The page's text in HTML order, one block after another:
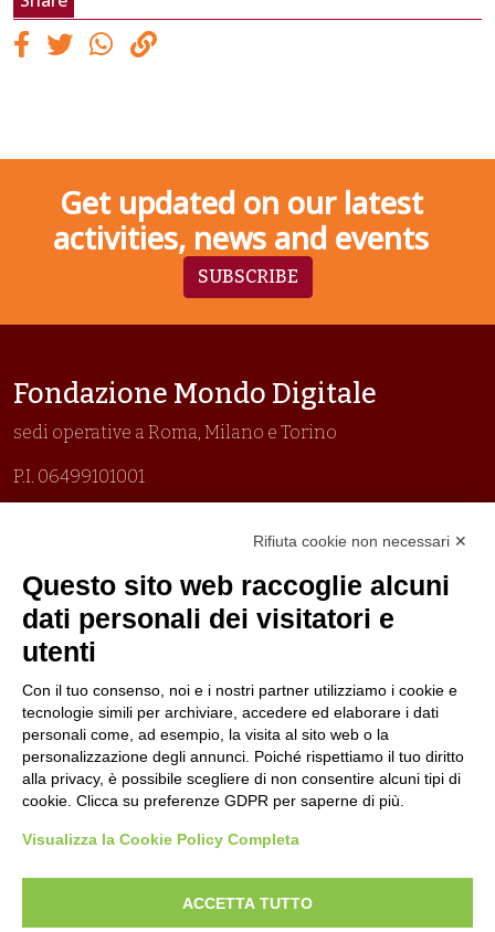
Get updated on our latest
activities, news and events
SUBSCRIBE
Fondazione Mondo Digitale
sedi operative a Roma, Milano e Torino
P.I. 06499101001
Prima emissione 26/04/2007
Politica per la parità di genere
Politica antibullismo
Piè di pagina
Contacts
Jobs
Follow us
Rifiuta cookie non necessari ✕
Questo sito web raccoglie alcuni
dati personali dei visitatori e
utenti
Con il tuo consenso, noi e i nostri partner utilizziamo i cookie e
tecnologie simili per archiviare, accedere ed elaborare i dati
personali come, ad esempio, la visita al sito web o la
personalizzazione degli annunci. Poiché rispettiamo il tuo diritto
alla privacy, è possibile scegliere di non consentire alcuni tipi di
cookie. Clicca su preferenze GDPR per saperne di più.
Visualizza la Cookie Policy Completa
ACCETTA TUTTO